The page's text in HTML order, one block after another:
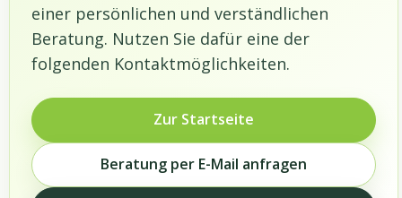
einer persönlichen und verständlichen
Beratung. Nutzen Sie dafür eine der
folgenden Kontaktmöglichkeiten.
Zur Startseite
Beratung per E-Mail anfragen